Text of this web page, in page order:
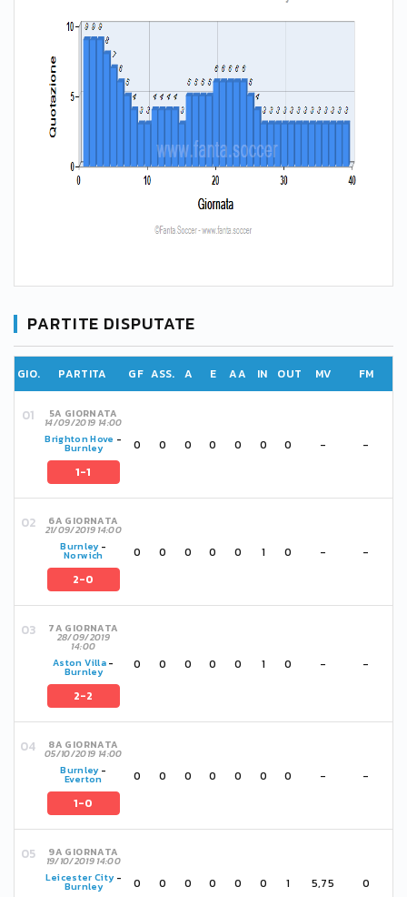
PARTITE DISPUTATE
GIO. PARTITA GF ASS. A E AA IN OUT MV FM
5A GIORNATA
14/09/2019 14:00
Brighton Hove -
Burnley
1-1
0 0 0 0 0 0 0 - -
6A GIORNATA
21/09/2019 14:00
Burnley-
Norwich
2-0
0 0 0 0 0 1 0 - -
7A GIORNATA
28/09/2019
14:00
Aston Villa-
Burnley
2-2
0 0 0 0 0 1 0 - -
8A GIORNATA
05/10/2019 14:00
Burnley-
Everton
1-0
0 0 0 0 0 0 0 - -
9A GIORNATA
19/10/2019 14:00
Leicester City-
Burnley 0 0 0 0 0 0 1 5,75 0